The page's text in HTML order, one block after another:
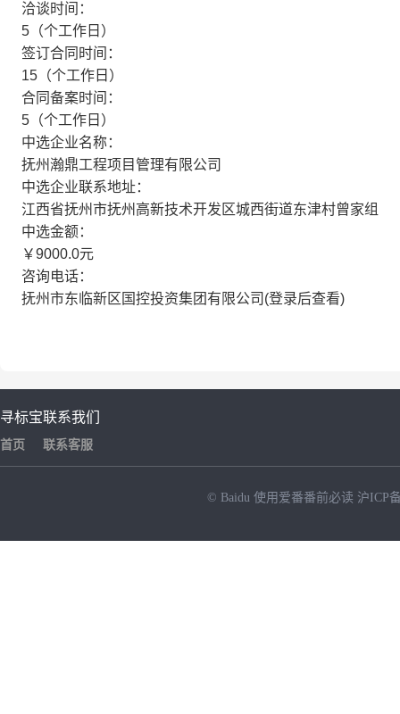
洽谈时间：
5（个工作日）
签订合同时间：
15（个工作日）
合同备案时间：
5（个工作日）
中选企业名称：
抚州瀚鼎工程项目管理有限公司
中选企业联系地址：
江西省抚州市抚州高新技术开发区城西街道东津村曾家组
中选金额：
￥9000.0元
咨询电话：
抚州市东临新区国控投资集团有限公司(登录后查看)
寻标宝
首页
联系我们
联系客服
© Baidu 使用爱番番前必读 沪ICP